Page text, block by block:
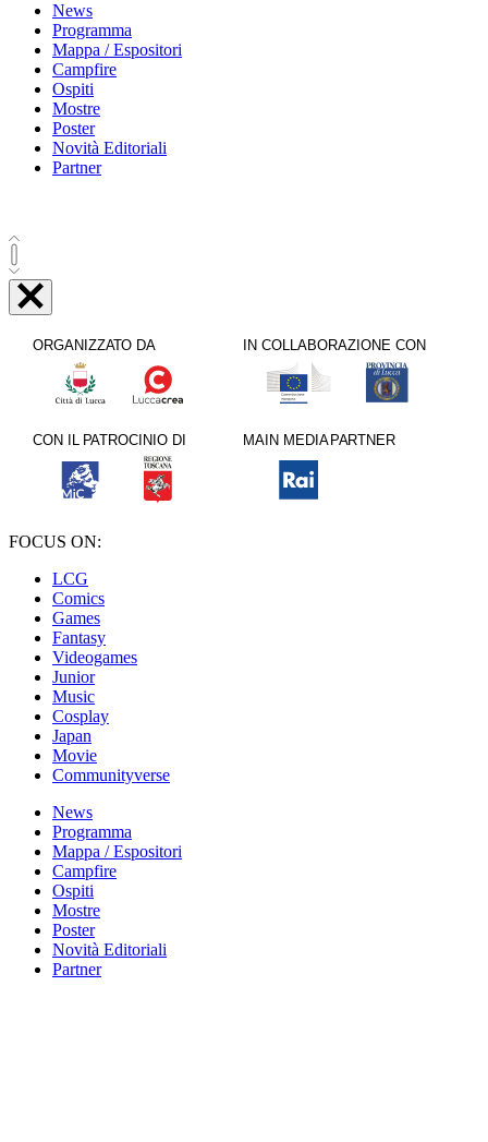
News
Programma
Mappa / Espositori
Campfire
Ospiti
Mostre
Poster
Novità Editoriali
Partner
FOCUS ON:
LCG
Comics
Games
Fantasy
Videogames
Junior
Music
Cosplay
Japan
Movie
Communityverse
News
Programma
Mappa / Espositori
Campfire
Ospiti
Mostre
Poster
Novità Editoriali
Partner